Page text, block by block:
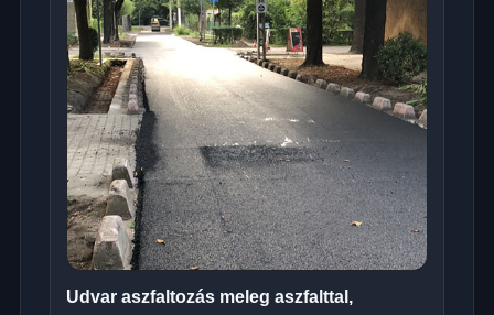
Udvar aszfaltozás meleg aszfalttal,